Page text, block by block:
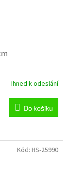
Ihned k odeslání
Do košíku
Kód: HS-25990